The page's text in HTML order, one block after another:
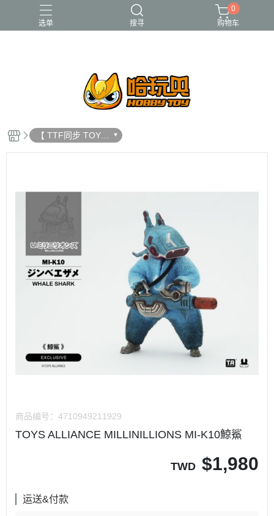
选单 搜寻
RE-MENT 中古二手品
庫柏力克Be@rbrick
0
购物车
【 TTF同步 TOYS
ALLIANCE MILLIN
ILLIONS 限定品 】
商品编号： 4710949211929
TOYS ALLIANCE MILLINILLIONS MI-K10鯨鯊
TWD $1,980
运送&付款